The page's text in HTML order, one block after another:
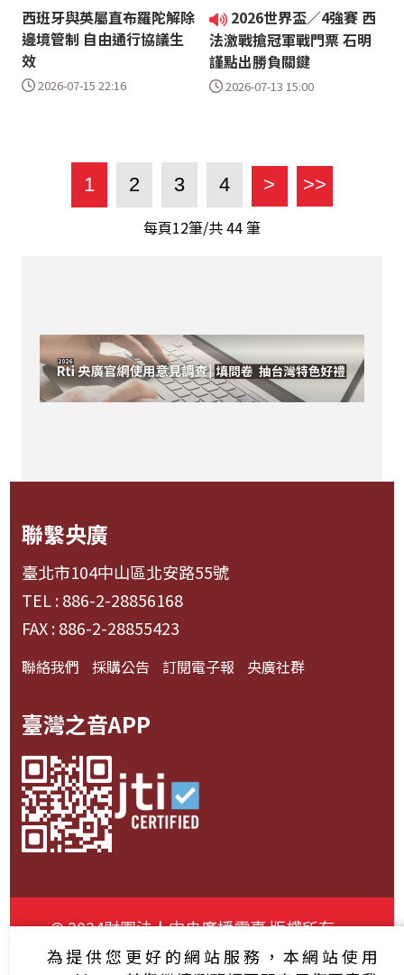
西班牙與英屬直布羅陀解除
邊境管制 自由通行協議生
效
2026-07-15 22:16
2026世界盃／4強賽 西
法激戰搶冠軍戰門票 石明
謹點出勝負關鍵
2026-07-13 15:00
1 2 3 4 > >>
每頁12筆/共44筆
聯繫央廣
臺北市104中山區北安路55號
TEL : 886-2-28856168
FAX : 886-2-28855423
聯絡我們 採購公告 訂閱電子報 央廣社群
臺灣之音APP
© 2024財團法人中央廣播電臺 版權所有
資通安全政策聲明
服務條款 隱私權條款
為提供您更好的網站服務，本網站使用